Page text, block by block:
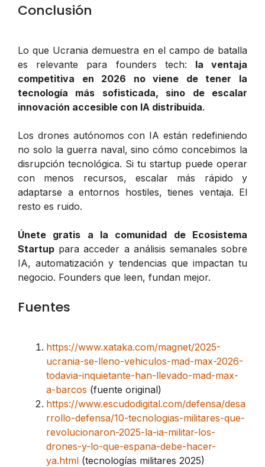
Conclusión
Lo que Ucrania demuestra en el campo de batalla
es relevante para founders tech: la ventaja
competitiva en 2026 no viene de tener la
tecnología más sofisticada, sino de escalar
innovación accesible con IA distribuida.
Los drones autónomos con IA están redefiniendo
no solo la guerra naval, sino cómo concebimos la
disrupción tecnológica. Si tu startup puede operar
con menos recursos, escalar más rápido y
adaptarse a entornos hostiles, tienes ventaja. El
resto es ruido.
Únete gratis a la comunidad de Ecosistema
Startup para acceder a análisis semanales sobre
IA, automatización y tendencias que impactan tu
negocio. Founders que leen, fundan mejor.
Fuentes
https://www.xataka.com/magnet/2025-
ucrania-se-lleno-vehiculos-mad-max-2026-
todavia-inquietante-han-llevado-mad-max-
a-barcos (fuente original)
https://www.escudodigital.com/defensa/desa
rrollo-defensa/10-tecnologias-militares-que-
revolucionaron-2025-la-ia-militar-los-
drones-y-lo-que-espana-debe-hacer-
ya.html (tecnologías militares 2025)